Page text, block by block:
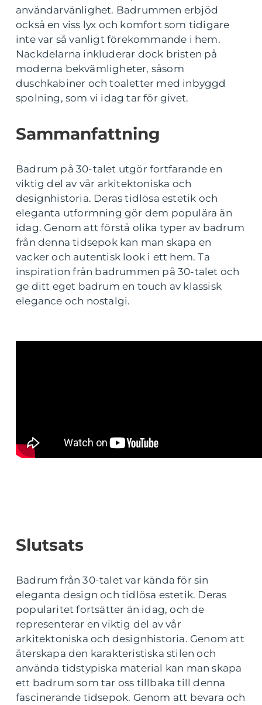
användarvänlighet. Badrummen erbjöd
också en viss lyx och komfort som tidigare
inte var så vanligt förekommande i hem.
Nackdelarna inkluderar dock bristen på
moderna bekvämligheter, såsom
duschkabiner och toaletter med inbyggd
spolning, som vi idag tar för givet.
Sammanfattning
Badrum på 30-talet utgör fortfarande en
viktig del av vår arkitektoniska och
designhistoria. Deras tidlösa estetik och
eleganta utformning gör dem populära än
idag. Genom att förstå olika typer av badrum
från denna tidsepok kan man skapa en
vacker och autentisk look i ett hem. Ta
inspiration från badrummen på 30-talet och
ge ditt eget badrum en touch av klassisk
elegance och nostalgi.
Slutsats
Badrum från 30-talet var kända för sin
eleganta design och tidlösa estetik. Deras
popularitet fortsätter än idag, och de
representerar en viktig del av vår
arkitektoniska och designhistoria. Genom att
återskapa den karakteristiska stilen och
använda tidstypiska material kan man skapa
ett badrum som tar oss tillbaka till denna
fascinerande tidsepok. Genom att bevara och